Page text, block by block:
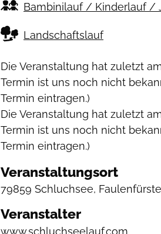
Bambinilauf / Kinderlauf /
Landschaftslauf
Die Veranstaltung hat zuletzt
Termin ist uns noch nicht
Termin eintragen.)
Die Veranstaltung hat zuletzt
Termin ist uns noch nicht
Termin eintragen.)
Veranstaltungsort
79859 Schluchsee,
Veranstalter
www.schluchseelauf.com